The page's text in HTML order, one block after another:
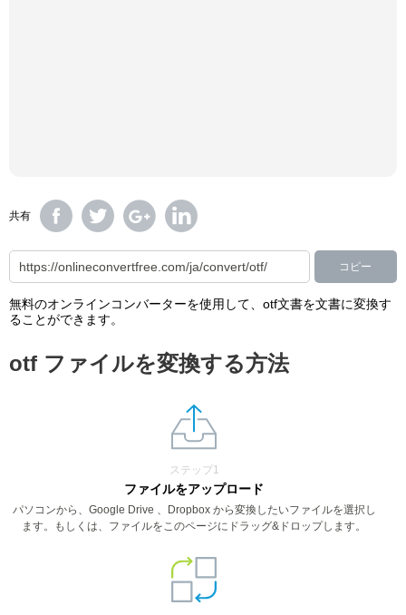
共有
コピー
無料のオンラインコンバーターを使用して、otf文書を文書に変換す
ることができます。
otf ファイルを変換する方法
ステップ1
ファイルをアップロード
パソコンから、Google Drive 、Dropbox から変換したいファイルを選択し
ます。もしくは、ファイルをこのページにドラッグ&ドロップします。